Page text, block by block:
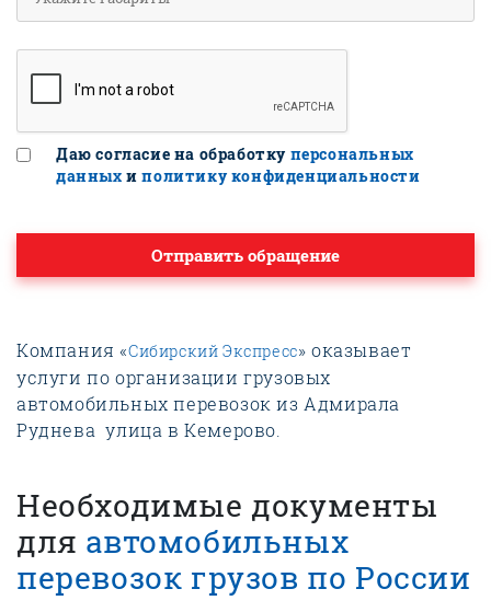
Даю согласие на обработку персональных
данных иполитику конфиденциальности
Отправить обращение
Компания «Сибирский Экспресс» оказывает
услуги по организации грузовых
автомобильных перевозок из Адмирала
Руднева улица в Кемерово.
Необходимые документы
для автомобильных
перевозок грузов по России